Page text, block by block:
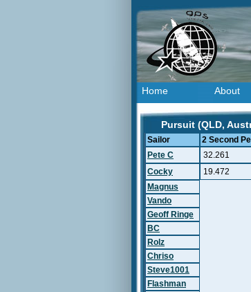
Home About
Pursuit (QLD,
Sailor 2 Second
Pete C
32.261
Cocky
19.472
Magnus
Vando
Geoff Ringe
BC
Rolz
Chriso
Steve1001
Flashman